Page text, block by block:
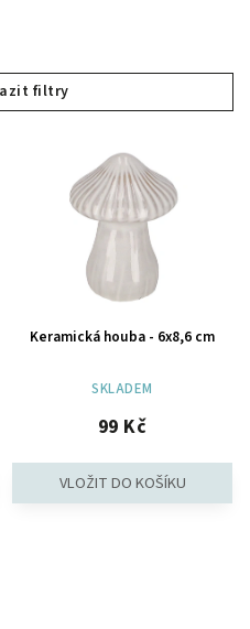
Keramická houba - 6x8,6 cm
SKLADEM
99 Kč